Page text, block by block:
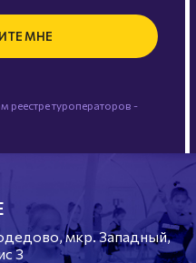
МНЕ
туроператоров -
мкр. Западный,
3